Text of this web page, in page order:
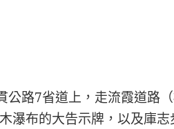
公路7省道上，走流霞道路
瀑布的大告示牌，以及庫